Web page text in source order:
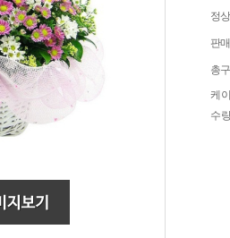
정
판
총
케
수